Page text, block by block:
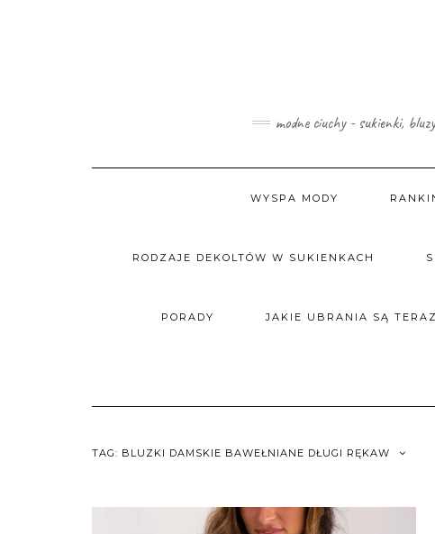
modne ciuchy - sukienki,
WYSPA MODY
RODZAJE DEKOLTÓW W SUKIENKACH
PORADY JAKIE UBRANIA SĄ
TAG: BLUZKI DAMSKIE BAWEŁNIANE DŁUGI RĘKAW